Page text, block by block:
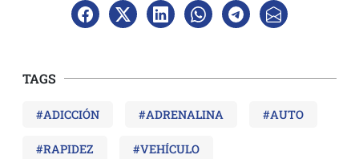
TAGS
#ADICCIÓN #ADRENALINA #AUTO
#RAPIDEZ #VEHÍCULO